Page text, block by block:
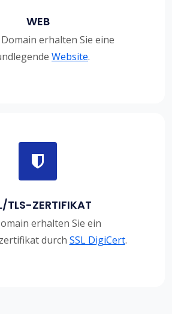
WEB
erhalten Sie eine
Website.
TLS-ZERTIFIKAT
erhalten Sie ein
durch SSL DigiCert.